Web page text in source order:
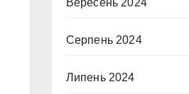
Вересень 2024
Серпень 2024
Липень 2024